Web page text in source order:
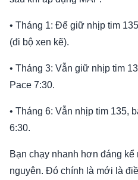
• Tháng 1: Để giữ nhịp tim
(đi bộ xen kẽ).
• Tháng 3: Vẫn giữ nhịp tim
Pace 7:30.
• Tháng 6: Vẫn nhịp tim 135,
6:30.
Bạn chạy nhanh hơn đáng
nguyên. Đó chính là mới là